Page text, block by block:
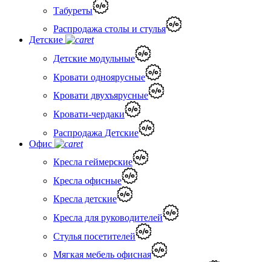
Табуреты
Распродажа столы и стулья
Детские
Детские модульные
Кровати одноярусные
Кровати двухъярусные
Кровати-чердаки
Распродажа Детские
Офис
Кресла геймерские
Кресла офисные
Кресла детские
Кресла для руководителей
Стулья посетителей
Мягкая мебель офисная